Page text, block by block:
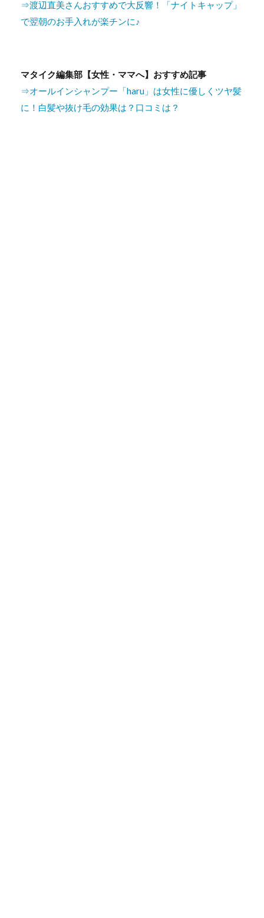
⇒渡辺直美さんおすすめで大反響！「ナイトキャップ」
で翌朝のお手入れが楽チンに♪
マタイク編集部【女性・ママへ】おすすめ記事
⇒オールインシャンプー「haru」は女性に優しくツヤ髪
に！白髪や抜け毛の効果は？口コミは？